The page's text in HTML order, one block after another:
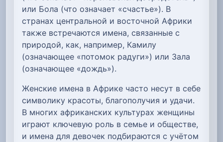
или Бола (что означает «счастье»). В
странах центральной и восточной Африки
также встречаются имена, связанные с
природой, как, например, Камилу
(означающее «потомок радуги») или Зала
(означающее «дождь»).
Женские имена в Африке часто несут в себе
символику красоты, благополучия и удачи.
В многих африканских культурах женщины
играют ключевую роль в семье и обществе,
и имена для девочек подбираются с учётом